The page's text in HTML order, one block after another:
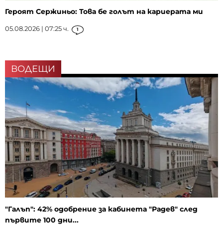
Героят Сержиньо: Това бе голът на кариерата ми
05.08.2026 | 07:25 ч. 1
ВОДЕЩИ
"Галъп": 42% одобрение за кабинета "Радев" след
първите 100 дни...